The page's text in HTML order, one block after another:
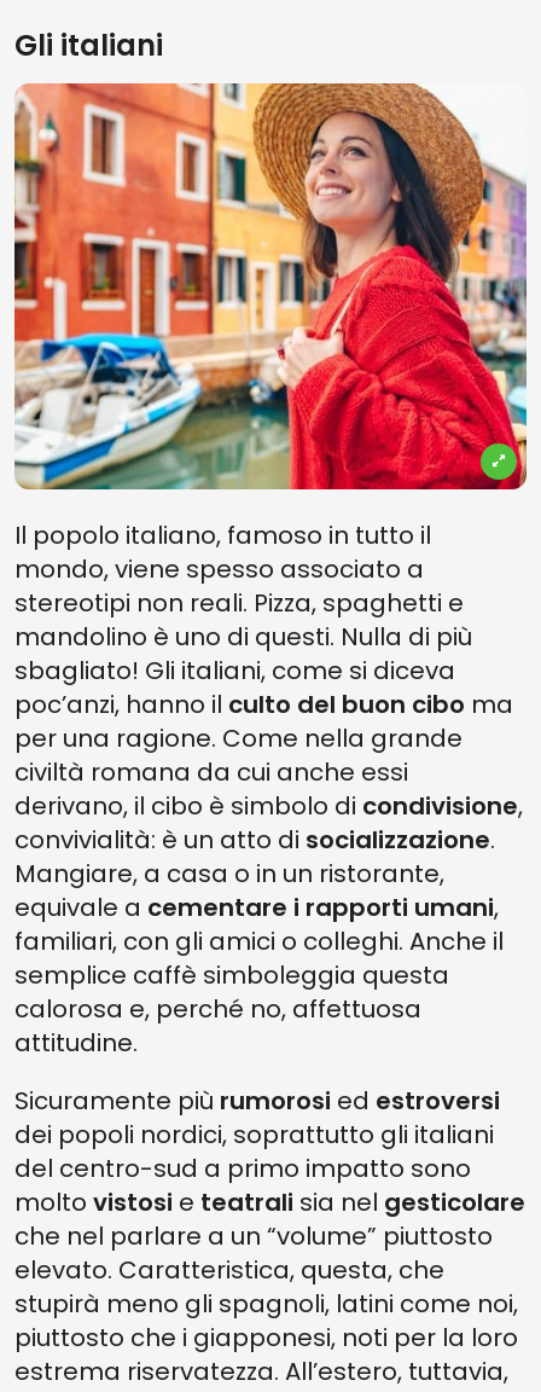
Gli italiani
Il popolo italiano, famoso in tutto il
mondo, viene spesso associato a
stereotipi non reali. Pizza, spaghetti e
mandolino è uno di questi. Nulla di più
sbagliato! Gli italiani, come si diceva
poc’anzi, hanno il culto del buon cibo ma
per una ragione. Come nella grande
civiltà romana da cui anche essi
derivano, il cibo è simbolo di condivisione,
convivialità: è un atto di socializzazione.
Mangiare, a casa o in un ristorante,
equivale a cementare i rapporti umani,
familiari, con gli amici o colleghi. Anche il
semplice caffè simboleggia questa
calorosa e, perché no, affettuosa
attitudine.
Sicuramente più rumorosi ed estroversi
dei popoli nordici, soprattutto gli italiani
del centro-sud a primo impatto sono
molto vistosi e teatrali sia nel gesticolare
che nel parlare a un “volume” piuttosto
elevato. Caratteristica, questa, che
stupirà meno gli spagnoli, latini come noi,
piuttosto che i giapponesi, noti per la loro
estrema riservatezza. All’estero, tuttavia,